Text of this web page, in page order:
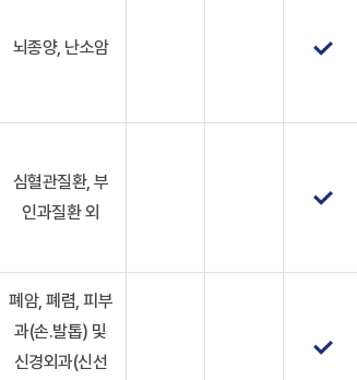
뇌종양, 난소암
심혈관질환, 부
인과질환 외
폐암, 폐렴, 피부
과(손.발톱) 및
신경외과(신선